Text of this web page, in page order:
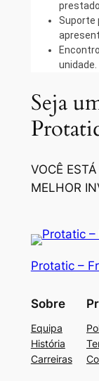
Suporte
unidade.
Seja
VOCÊ
MELHOR
Protatic –
Sobre
Equipa
História
Carreiras